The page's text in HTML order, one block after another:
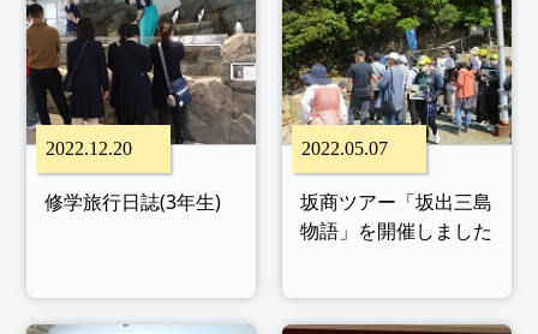
2022.12.20
修学旅行日誌(3年生)
2022.05.07
坂商ツアー「坂出三島
物語」を開催しました